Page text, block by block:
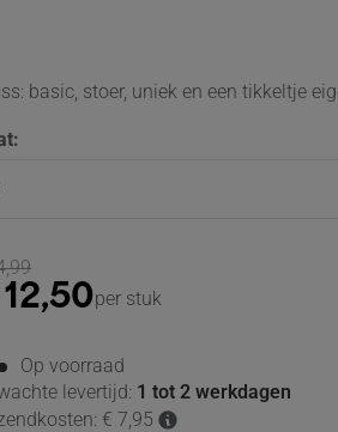
basic, stoer, uniek en een tikkeltje
12,50per stuk
Op voorraad
levertijd: 1 tot 2 werkdagen
€ 7,95